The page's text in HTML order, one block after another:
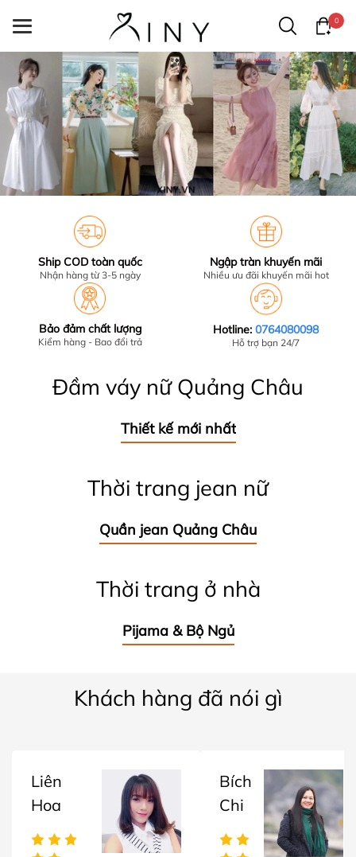
0
Ship COD toàn quốc
Nhận hàng từ 3-5 ngày
Ngập tràn khuyến mãi
Nhiều ưu đãi khuyến mãi hot
Bảo đảm chất lượng
Kiểm hàng - Bao đổi trả
Hotline:0764080098
Hỗ trợ bạn 24/7
Đầm váy nữ Quảng Châu
Thiết kế mới nhất
Thời trang jean nữ
Quần jean Quảng Châu
Thời trang ở nhà
Pijama & Bộ Ngủ
Khách hàng đã nói gì
Liên
Hoa
Bích
Chi